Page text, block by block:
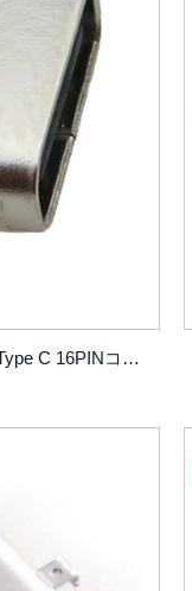
USB-20C-F-01 充電器のUSB Type C 16PINコネクタシングルSMTタイプ